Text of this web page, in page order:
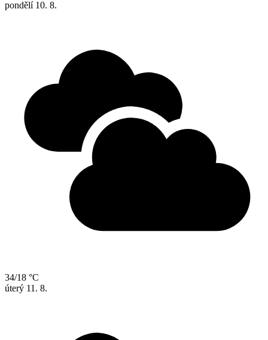
pondělí 10. 8.
34/18 °C
úterý 11. 8.